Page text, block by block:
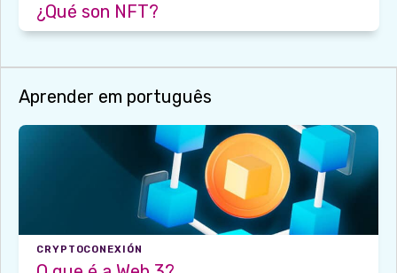
¿Qué son NFT?
Aprender em português
CRYPTOCONEXIÓN